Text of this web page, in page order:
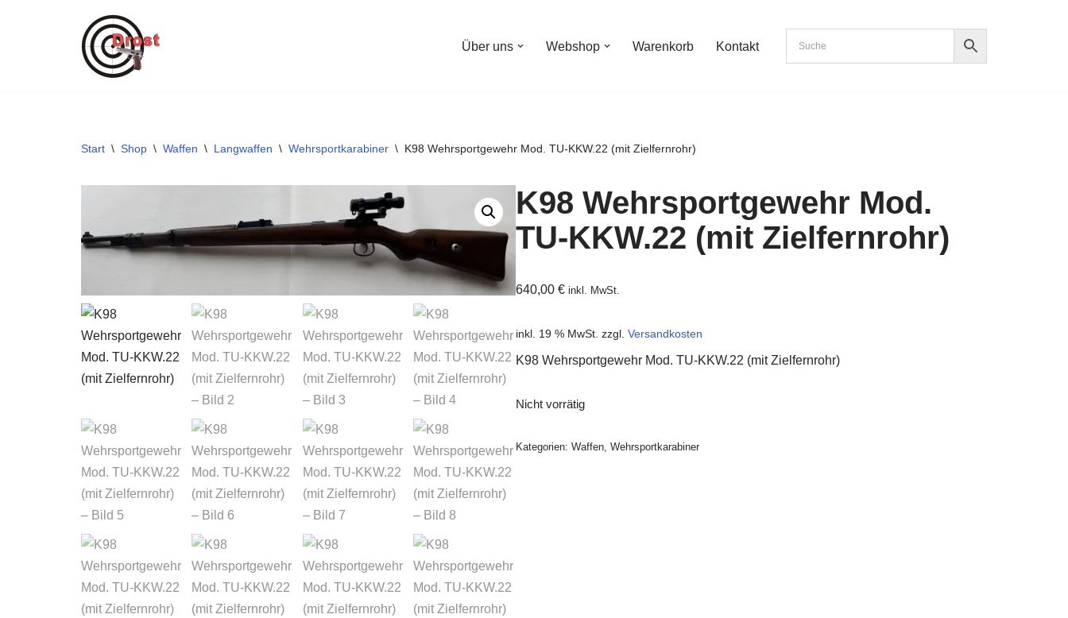
Über uns Webshop Warenkorb Kontakt
Start \ Shop \ Waffen \ Langwaffen \ Wehrsportkarabiner \ K98 Wehrsportgewehr Mod. TU-KKW.22 (mit Zielfernrohr)
K98 Wehrsportgewehr Mod.
TU-KKW.22 (mit Zielfernrohr)
640,00€ inkl. MwSt.
inkl. 19 % MwSt. zzgl.Versandkosten
K98 Wehrsportgewehr Mod. TU-KKW.22 (mit Zielfernrohr)
Nicht vorrätig
Kategorien:Waffen,Wehrsportkarabiner